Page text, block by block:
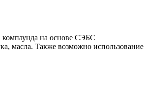
на основе СЭБС
масла. Также возможно использование